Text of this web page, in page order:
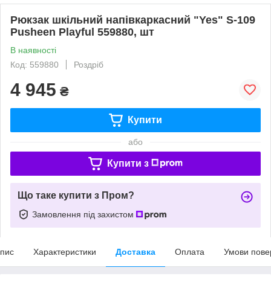
Рюкзак шкільний напівкаркасний "Yes" S-109
Pusheen Playful 559880, шт
В наявності
Код: 559880
Роздріб
4 945 ₴
Купити
або
Купити з
Що таке купити з Пром?
Замовлення під захистом
Характеристики Доставка Оплата Умови